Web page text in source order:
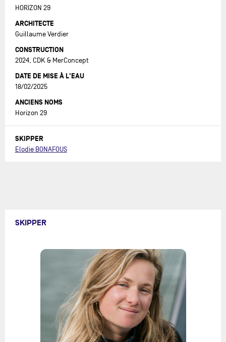
HORIZON 29
ARCHITECTE
Guillaume Verdier
CONSTRUCTION
2024, CDK & MerConcept
DATE DE MISE À L'EAU
18/02/2025
ANCIENS NOMS
Horizon 29
SKIPPER
Elodie BONAFOUS
SKIPPER